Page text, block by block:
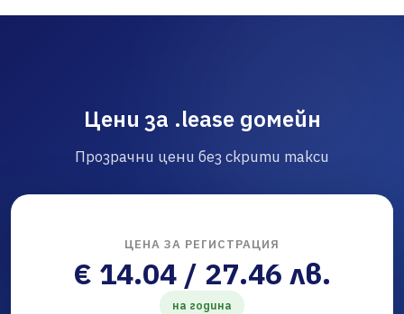
Цени за .lease домейн
Прозрачни цени без скрити такси
ЦЕНА ЗА РЕГИСТРАЦИЯ
€ 14.04 / 27.46 лв.
на година